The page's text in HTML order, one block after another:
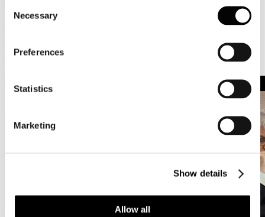
Selection
Necessary
Preferences
Statistics
Marketing
Show details
Allow all
Assemblea Assocarta 2026: l'intervista al
Presidente di Assocarta Lorenzo Poli
sull'andamento 2025-2026